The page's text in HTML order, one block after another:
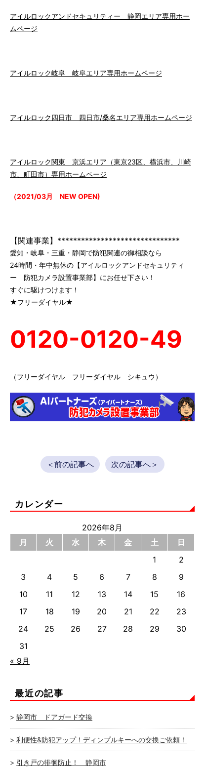
アイルロックアンドセキュリティー 静岡エリア専用ホー
ムページ
アイルロック岐阜 岐阜エリア専用ホームページ
アイルロック四日市 四日市/桑名エリア専用ホームページ
アイルロック関東 京浜エリア（東京23区、横浜市、川崎
市、町田市）専用ホームページ
（2021/03月 NEW OPEN)
【関連事業】*******************************
愛知・岐阜・三重・静岡で防犯関連の御相談なら
24時間・年中無休の【アイルロックアンドセキュリティ
ー 防犯カメラ設置事業部】にお任せ下さい！
すぐに駆けつけます！
★フリーダイヤル★
0120-0120-49
（フリーダイヤル フリーダイヤル シキュウ）
＜前の記事へ 次の記事へ＞
カレンダー
2026年8月
月
火 水 木 金 土
日
1
2
3
4 5 6 7 8
9
10
11 12 13 14 15
16
17
18 19 20 21 22
23
24
25 26 27 28 29
30
31
« 9月
最近の記事
静岡市 ドアガード交換
利便性&防犯アップ！ディンプルキーへの交換ご依頼！
引き戸の徘徊防止！ 静岡市